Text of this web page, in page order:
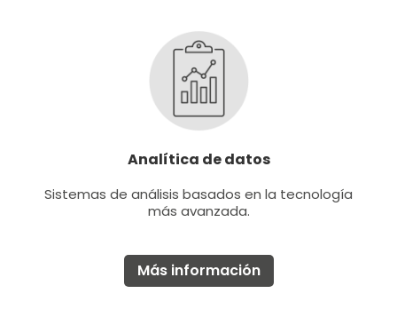
Analítica de datos
Sistemas de análisis basados en la tecnología
más avanzada.
Más información